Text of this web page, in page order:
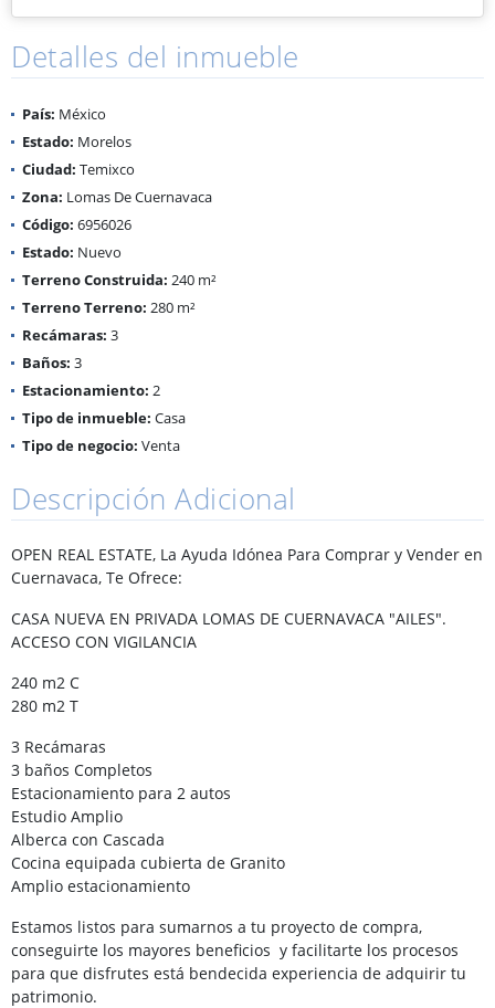
Detalles del inmueble
País: México
Estado: Morelos
Ciudad: Temixco
Zona: Lomas De Cuernavaca
Código: 6956026
Estado: Nuevo
Terreno Construida: 240 m²
Terreno Terreno: 280 m²
Recámaras: 3
Baños: 3
Estacionamiento: 2
Tipo de inmueble: Casa
Tipo de negocio: Venta
Descripción Adicional
OPEN REAL ESTATE, La Ayuda Idónea Para Comprar y Vender en
Cuernavaca, Te Ofrece:
CASA NUEVA EN PRIVADA LOMAS DE CUERNAVACA "AILES".
ACCESO CON VIGILANCIA
240 m2 C
280 m2 T
3 Recámaras
3 baños Completos
Estacionamiento para 2 autos
Estudio Amplio
Alberca con Cascada
Cocina equipada cubierta de Granito
Amplio estacionamiento
Estamos listos para sumarnos a tu proyecto de compra,
conseguirte los mayores beneficios y facilitarte los procesos
para que disfrutes está bendecida experiencia de adquirir tu
patrimonio.